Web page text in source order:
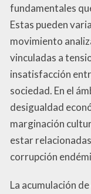
fundamentales
Estas pueden
movimiento
vinculadas a
insatisfacción
sociedad. En el
desigualdad
marginación
estar
corrupción
La acumulación